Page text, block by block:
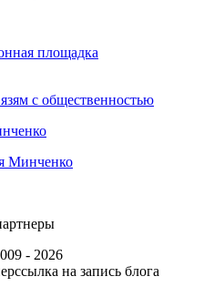
площадка
с общественностью
Минченко
- 2026
на запись блога